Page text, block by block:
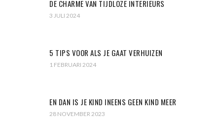
DE CHARME VAN TIJDLOZE INTERIEURS
3 JULI 2024
5 TIPS VOOR ALS JE GAAT VERHUIZEN
1 FEBRUARI 2024
EN DAN IS JE KIND INEENS GEEN KIND MEER
28 NOVEMBER 2023